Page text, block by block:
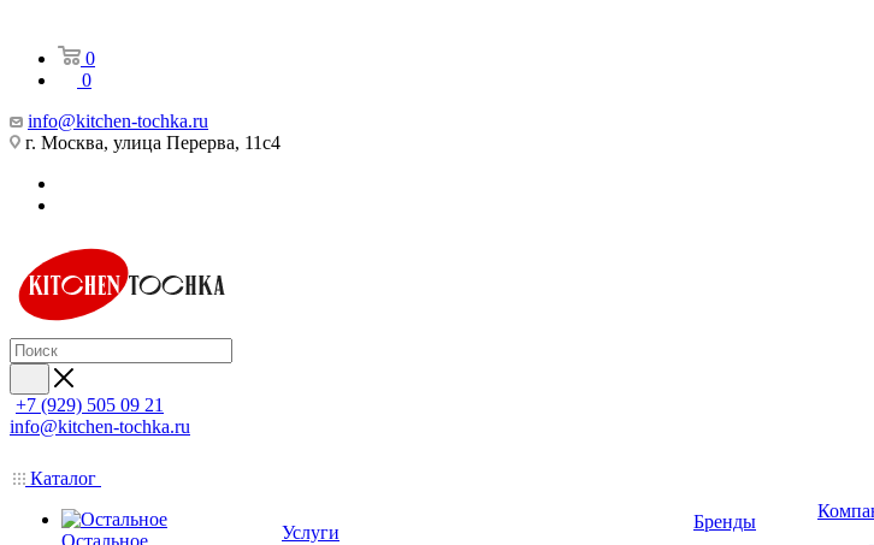
0
0
info@kitchen-tochka.ru
г. Москва, улица Перерва, 11с4
+7 (929) 505 09 21
info@kitchen-tochka.ru
Каталог
Остальное
Услуги
Бренды